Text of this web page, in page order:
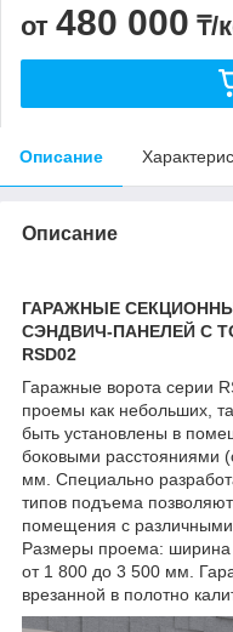
от 480 000 ₸/
Описание
Описание
ГАРАЖНЫЕ
СЭНДВИЧ-ПАНЕЛЕЙ С
RSD02
Гаражные ворота серии
проемы как небольших,
быть установлены в
боковыми расстояниями
мм. Специально
типов подъема
помещения с различными
Размеры проема:
от 1 800 до 3 500 мм.
врезанной в полотно